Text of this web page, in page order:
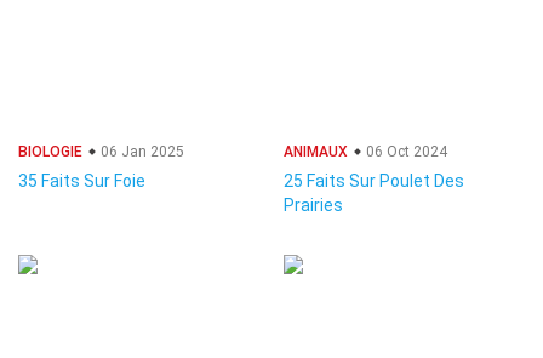
BIOLOGIE 06 Jan 2025
35 Faits Sur Foie
ANIMAUX 06 Oct 2024
25 Faits Sur Poulet Des
Prairies